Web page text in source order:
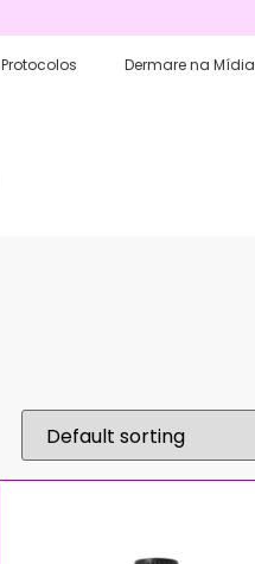
Protocolos Dermare na Mídia